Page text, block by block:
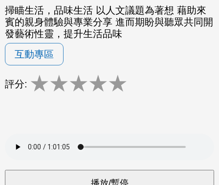
掃瞄生活，品味生活 以人文議題為著想 藉助來
賓的親身體驗與專業分享 進而期盼與聽眾共同開
發藝術性靈，提升生活品味
互動專區
評分: ★★★★★